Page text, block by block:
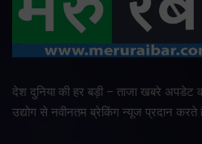
देश दुनिया की हर बड़ी – ताजा खबरे
उद्योग से नवीनतम ब्रेकिंग न्यूज प्रदान करते